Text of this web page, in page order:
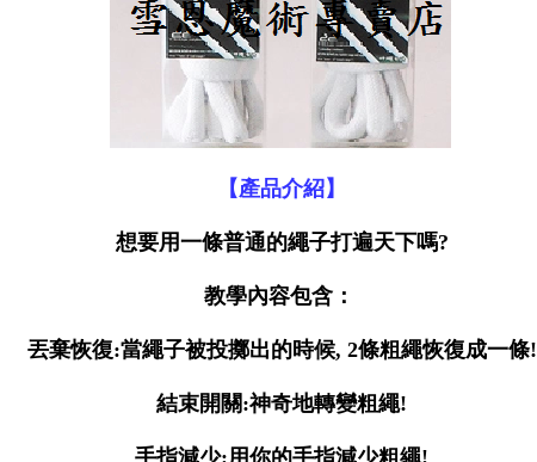
【產品介紹】
想要用一條普通的繩子打遍天下嗎?
教學內容包含：
丟棄恢復:當繩子被投擲出的時候, 2條粗繩恢復成一條!
結束開關:神奇地轉變粗繩!
手指減少:用你的手指減少粗繩!